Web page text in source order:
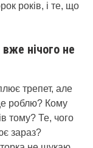
років, і те, що
нічого не
трепет, але
роблю? Кому
тому? Те, чого
зараз?